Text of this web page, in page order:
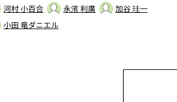
河村 小百合 永濱 利廣
加谷 珪一
小田 竜ダニエル